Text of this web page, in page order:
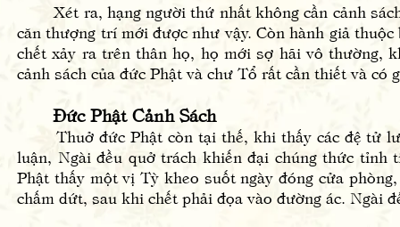
Xét ra, hạng người thứ nhất không cần cảnh
căn thượng trí mới được như vậy. Còn hành giả
chết xảy ra trên thân họ, họ mới sợ hãi vô thường,
cảnh sách của đức Phật và chư Tổ rất cần thiết và có
Đức Phật Cảnh Sách
Thuở đức Phật còn tại thế, khi thấy các đệ tử
luận, Ngài đều quở trách khiến đại chúng thức
Phật thấy một vị Tỳ kheo suốt ngày đóng cửa
chấm dứt, sau khi chết phải đọa vào đường ác. Ngài